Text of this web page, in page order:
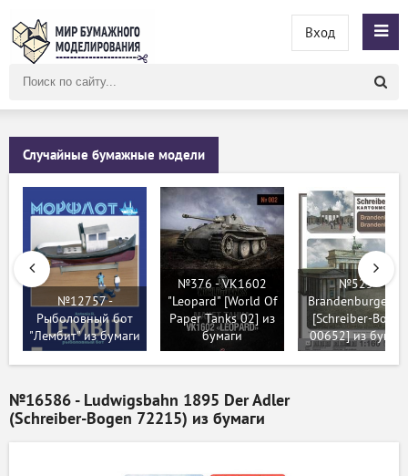
сайту
Вход
Случайные бумажные модели
№12757 -
Рыболовный бот
"Лембит" из бумаги
№376 - VK1602
"Leopard" [World Of
Paper Tanks 02] из
бумаги
№525 -
Brandenburger
[Schreiber-Bogen
00652] из
№16586 - Ludwigsbahn 1895 Der Adler
(Schreiber-Bogen 72215) из бумаги